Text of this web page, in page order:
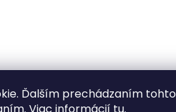
Ďalším prechádzaním
do 48 h.